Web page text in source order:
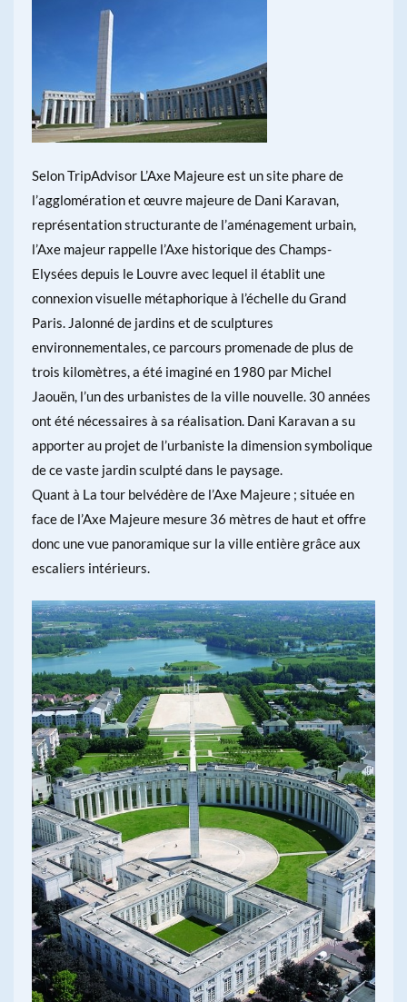
Selon TripAdvisor L’Axe Majeure est un site phare de
l’agglomération et œuvre majeure de Dani Karavan,
représentation structurante de l’aménagement urbain,
l’Axe majeur rappelle l’Axe historique des Champs-
Elysées depuis le Louvre avec lequel il établit une
connexion visuelle métaphorique à l’échelle du Grand
Paris. Jalonné de jardins et de sculptures
environnementales, ce parcours promenade de plus de
trois kilomètres, a été imaginé en 1980 par Michel
Jaouën, l’un des urbanistes de la ville nouvelle. 30 années
ont été nécessaires à sa réalisation. Dani Karavan a su
apporter au projet de l’urbaniste la dimension symbolique
de ce vaste jardin sculpté dans le paysage.
Quant à La tour belvédère de l’Axe Majeure ; située en
face de l’Axe Majeure mesure 36 mètres de haut et offre
donc une vue panoramique sur la ville entière grâce aux
escaliers intérieurs.